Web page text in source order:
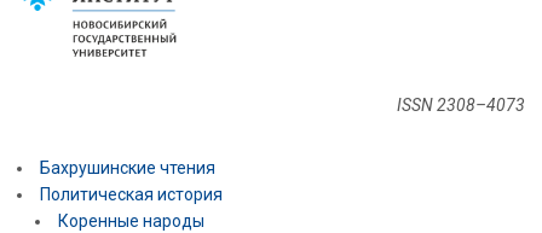
ISSN 2308–4073
Бахрушинские чтения
Политическая история
Коренные народы